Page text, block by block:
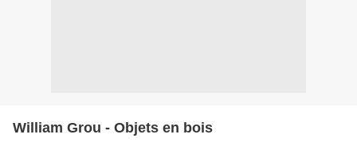
William Grou - Objets en bois